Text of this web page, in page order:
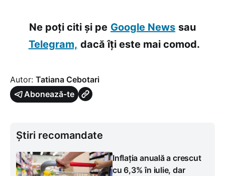
Ne poți citi și pe Google News sau
Telegram, dacă îți este mai comod.
Autor: Tatiana Cebotari
Abonează-te
Știri recomandate
Inflația anuală a crescut
cu 6,3% în iulie, dar